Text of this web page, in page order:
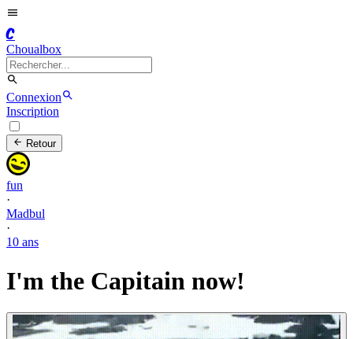
C
Choualbox
Connexion
Inscription
Retour
fun
·
Madbul
·
10 ans
I'm the Capitain now!